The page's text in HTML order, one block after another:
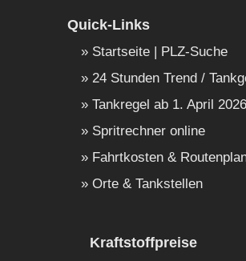
Quick-Links
Startseite | PLZ-Suche
24 Stunden Trend /
Tankregel ab 1. April 2026
Spritrechner online
Fahrtkosten &
Orte & Tankstellen
Kraftstoffpreise